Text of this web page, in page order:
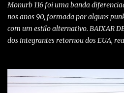
Monurb 116 foi uma banda
nos anos 90, formada por alguns
com um estilo alternativo. BAIXAR
dos integrantes retornou dos EUA,
Clube Curupira / 23/10/1999 O quê?
Vertedero, Abutres e Idiotas